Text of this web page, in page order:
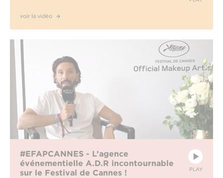
voir la vidéo
PLAY
#EFAPCANNES - L’agence
événementielle A.D.R incontournable
sur le Festival de Cannes !